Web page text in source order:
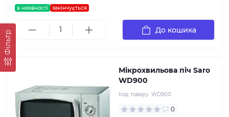
Фільтр
в наявності закінчується
До кошика
Мікрохвильова піч Saro
WD900
Код товару: WD900
0